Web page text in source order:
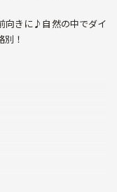
向きに♪自然の中でダイ
！